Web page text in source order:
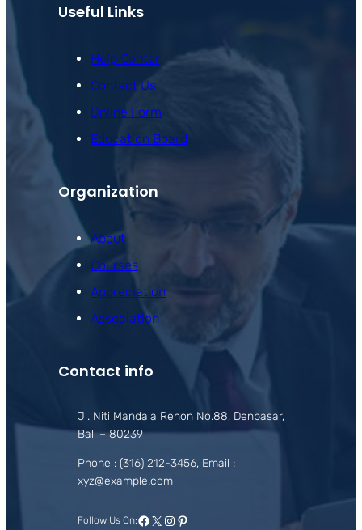
Useful Links
Help Center
Contact Us
Online Form
Education Board
Organization
About
Courses
Appreciation
Association
Contact info
Jl. Niti Mandala Renon No.88, Denpasar,
Bali – 80239
Phone : (316) 212-3456, Email :
xyz@example.com
Follow Us On:Facebook
X Instagram
Pinterest